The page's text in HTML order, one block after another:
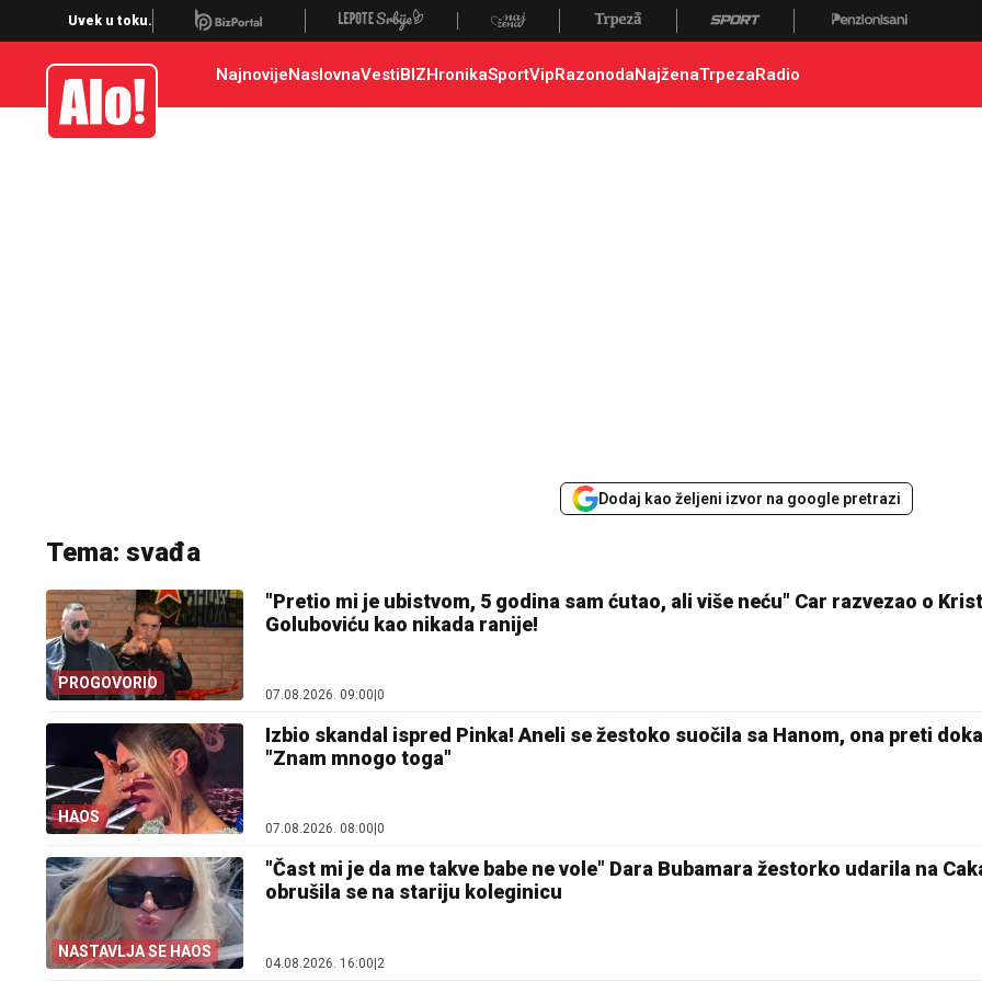
Uvek u toku.
Alo NajnovijeNaslovnaVestiBIZHronikaSportVipRazonodaNajženaTrpezaRadio
Dodaj kao željeni izvor na google pretrazi
Tema: svađa
PROGOVORIO
"Pretio mi je ubistvom, 5 godina sam ćutao, ali više neću" Car razvezao o
Goluboviću kao nikada ranije!
07.08.2026. 09:00 0
HAOS
Izbio skandal ispred Pinka! Aneli se žestoko suočila sa Hanom, ona preti
"Znam mnogo toga"
07.08.2026. 08:00 0
NASTAVLJA SE HAOS
"Čast mi je da me takve babe ne vole" Dara Bubamara žestorko udarila na
obrušila se na stariju koleginicu
04.08.2026. 16:00|2